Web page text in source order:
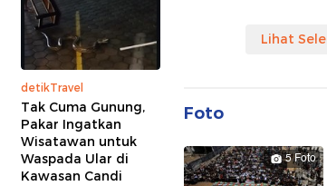
detikTravel
Tak Cuma Gunung,
Pakar Ingatkan
Wisatawan untuk
Waspada Ular di
Kawasan Candi
Lihat
Foto
5 Foto